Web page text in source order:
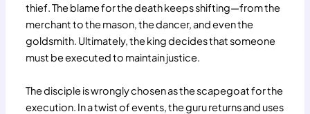
thief. The blame for the death keeps shifting—from the
merchant to the mason, the dancer, and even the
goldsmith. Ultimately, the king decides that someone
must be executed to maintain justice.
The disciple is wrongly chosen as the scapegoat for the
execution. In a twist of events, the guru returns and uses